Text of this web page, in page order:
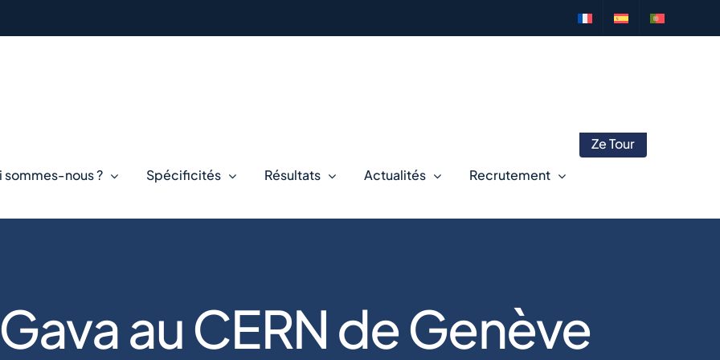
sommes-nous ? Spécificités Résultats Actualités Recrutement
Ze Tour
au CERN de Genève